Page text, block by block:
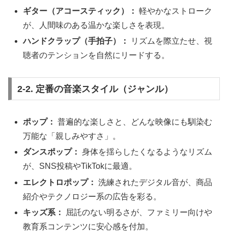
ギター（アコースティック）： 軽やかなストローク
が、人間味のある温かな楽しさを表現。
ハンドクラップ（手拍子）：
リズムを際立たせ、視
聴者のテンションを自然にリードする。
2-2. 定番の音楽スタイル（ジャンル）
ポップ： 普遍的な楽しさと、どんな映像にも馴染む
万能な「親しみやすさ」。
ダンスポップ： 身体を揺らしたくなるようなリズム
が、SNS投稿やTikTokに最適。
エレクトロポップ： 洗練されたデジタル音が、商品
紹介やテクノロジー系の広告を彩る。
キッズ系：
屈託のない明るさが、ファミリー向けや
教育系コンテンツに安心感を付加。